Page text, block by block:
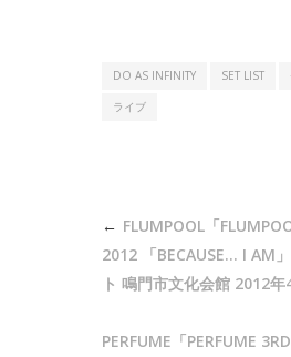
DO AS INFINITY SET LIST
ライブ
FLUMPOOL「
2012 「BECAUSE… I AM
ト 鳴門市文化会館 2012
PERFUME「PERFUME